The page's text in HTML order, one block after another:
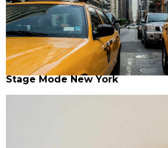
Stage Mode New York